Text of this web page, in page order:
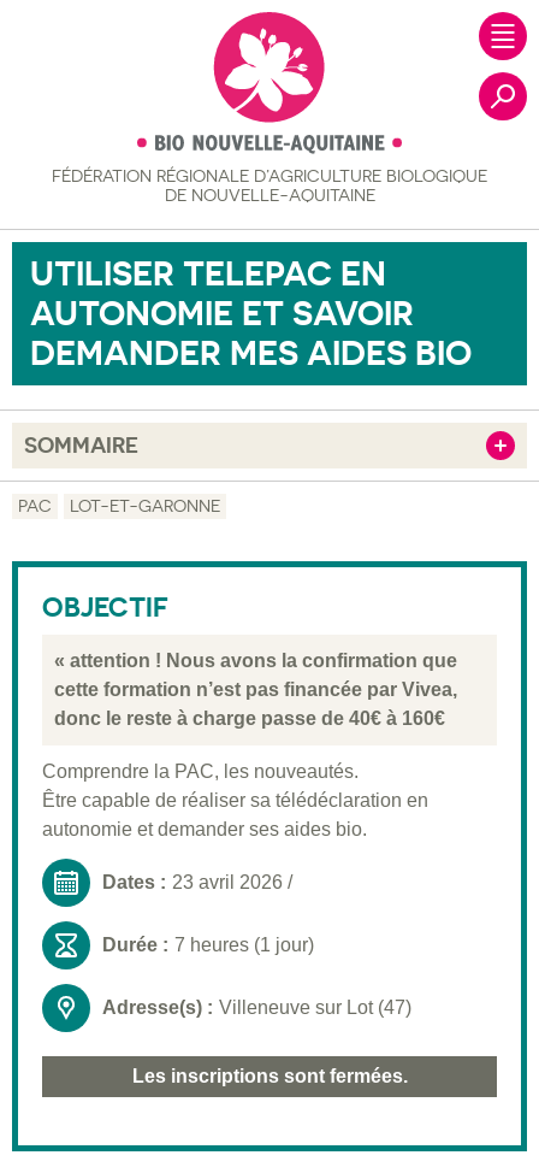
FÉDÉRATION RÉGIONALE D’AGRICULTURE BIOLOGIQUE
DE NOUVELLE-AQUITAINE
UTILISER TELEPAC EN
AUTONOMIE ET SAVOIR
DEMANDER MES AIDES BIO
SOMMAIRE
Validation
Moyens pédagogiques
Informations pratiques
PAC LOT-ET-GARONNE
OBJECTIF
« attention ! Nous avons la confirmation que
cette formation n’est pas financée par Vivea,
donc le reste à charge passe de 40€ à 160€
Comprendre la PAC, les nouveautés.
Être capable de réaliser sa télédéclaration en
autonomie et demander ses aides bio.
Dates : 23 avril 2026 /
Durée : 7 heures (1 jour)
Adresse(s) : Villeneuve sur Lot (47)
Les inscriptions sont fermées.